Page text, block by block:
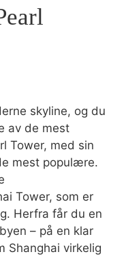
skyline, og du
av de mest
Tower, med sin
mest populære.
Tower, som er
Herfra får du en
– på en klar
Shanghai virkelig